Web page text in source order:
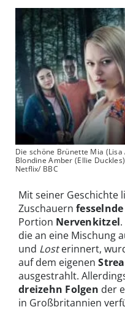
Die schöne Brünette Mia
Blondine Amber (Ellie
Netflix/ BBC
Mit seiner Geschichte
Zuschauern
Portion Nervenkitzel
die an eine Mischung
und Losterinnert,
auf dem eigenen
ausgestrahlt.
dreizehn Folgen der
in Großbritannien